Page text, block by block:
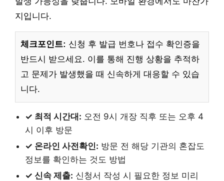
지입니다.
체크포인트: 신청 후 발급 번호나 접수 확인증을
반드시 받으세요. 이를 통해 진행 상황을 추적하
고 문제가 발생했을 때 신속하게 대응할 수 있습
니다.
✓ 최적 시간대: 오전 9시 개장 직후 또는 오후 4
시 이후 방문
✓ 온라인 사전확인: 방문 전 해당 기관의 혼잡도
정보를 확인하는 것도 방법
✓ 신속 제출: 신청서 작성 시 필요한 정보 미리